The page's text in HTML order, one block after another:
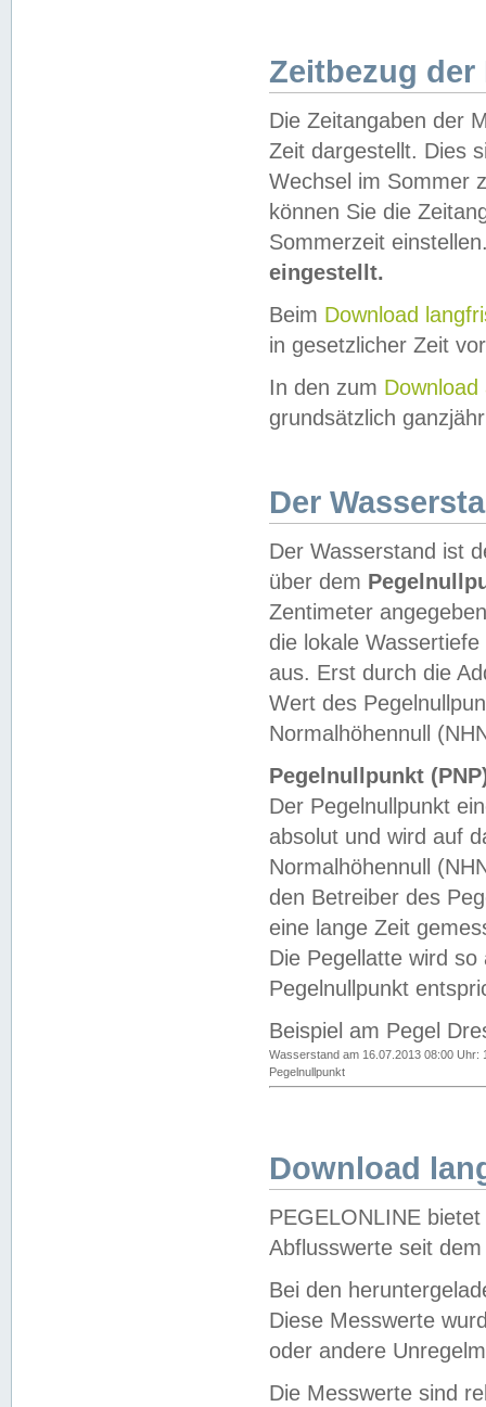
Zeitbezug der
Die Zeitangaben der
Zeit dargestellt. Dies
Wechsel im Sommer
können Sie die
Sommerzeit
eingestellt.
Beim Download
in gesetzlicher Zeit
In den zum Download
grundsätzlich
Der
Der Wasserstand ist
über dem
Zentimeter
die lokale
aus. Erst durch die
Wert des
Normalhöhennull
Pegelnullpunkt
Der Pegelnullpunkt
absolut und wird auf
Normalhöhennull
den Betreiber des
eine lange Zeit
Die Pegellatte wird
Pegelnullpunkt
Beispiel am Pegel
Wasserstand am 16.07.2013 08:00 Uhr:
Pegelnullpunkt
Download
PEGELONLINE
Abflusswerte seit
Bei den
Diese Messwerte
oder andere
Die Messwerte sind